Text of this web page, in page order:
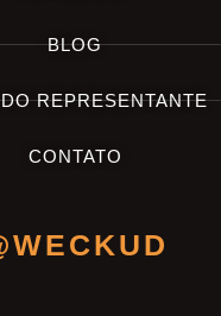
BLOG
REPRESENTANTE
CONTATO